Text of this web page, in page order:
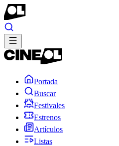
Portada
Buscar
Festivales
Estrenos
Artículos
Listas